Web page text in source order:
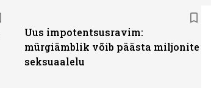
Uus impotentsusravim:
mürgiämblik võib päästa miljonite
seksuaalelu